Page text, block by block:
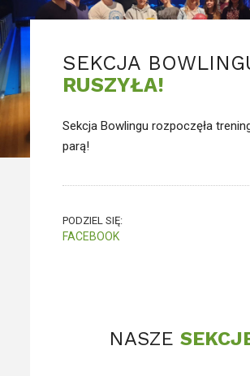
SEKCJA
RUSZYŁA!
Sekcja Bowlingu rozpoczęła
parą!
PODZIEL SIĘ:
FACEBOOK
NASZE